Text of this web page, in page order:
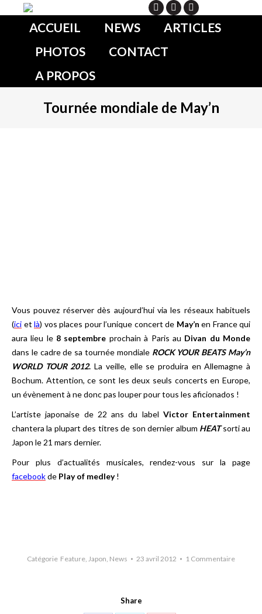
ACCUEIL NEWS
ARTICLES
PHOTOS
CONTACT
A PROPOS
Tournée mondiale de May’n
Vous pouvez réserver dès aujourd’hui via les réseaux habituels
(ici et là) vos places pour l’unique concert de May’n en France qui
aura lieu le 8 septembre prochain à Paris au Divan du Monde
dans le cadre de sa tournée mondialeROCK YOUR BEATS May’n
WORLD TOUR 2012.La veille, elle se produira en Allemagne à
Bochum. Attention, ce sont les deux seuls concerts en Europe,
un évènement à ne donc pas louper pour tous les aficionados !
L’artiste japonaise de 22 ans du label Victor Entertainment
chantera la plupart des titres de son dernier album HEATsorti au
Japon le 21 mars dernier.
Pour plus d’actualités musicales, rendez-vous sur la page
facebookde Play of medley!
Catégorie Feature, Japon, News 23 avril 2012 1 Commentaire
Share